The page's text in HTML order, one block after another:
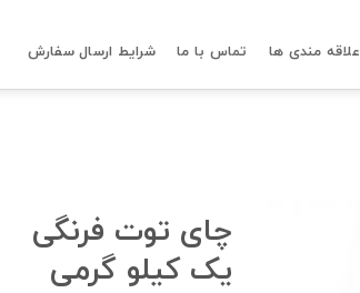
مندی ها تماس با ما شرایط ارسال سفارش
چای توت فرنگی
یک کیلو گرمی